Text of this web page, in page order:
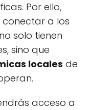
Por ello,
conectar a los
solo tienen
sino que
locales de
acceso a